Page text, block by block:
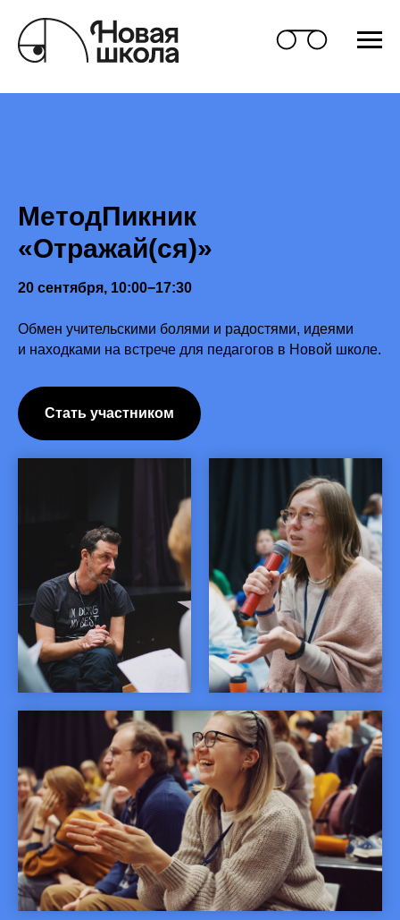
МетодПикник
«Отражай(ся)»
20 сентября, 10:00−17:30
Обмен учительскими болями и радостями, идеями
и находками на встрече для педагогов в Новой школе.
Стать участником